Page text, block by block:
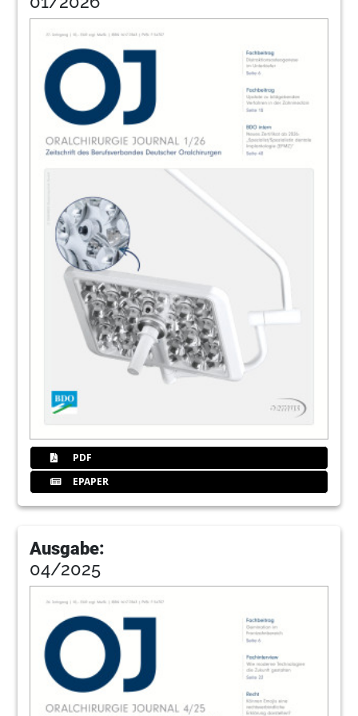
40
Machbaren“
Prof. Dr. Dr. Joachim E. Zöller
42Recht: Haftung des Zahnarztes wegen
mangelnder Aufklärung
Dennis Hampe
Recht: Tod eines Patienten nach
oralchirur-gischem Eingriff
Dr. Susanna Zentai
Rechts-Tipp: Wie kann Opfern von
Gewalttaten geholfen werden? Tipps für
die zahnärztliche Praxis
Frank-Hendric Kretschmer, Andreas Neff, Alfons
Hrubesch
News
Redaktion
Fortbildungsveranstaltungen des BDO
2013
Kongresse, Kurse und Symposien/
Impressum
Redaktion
52Implant Direct Europe AG
PDF
EPAPER
Ausgabe:
04/2025